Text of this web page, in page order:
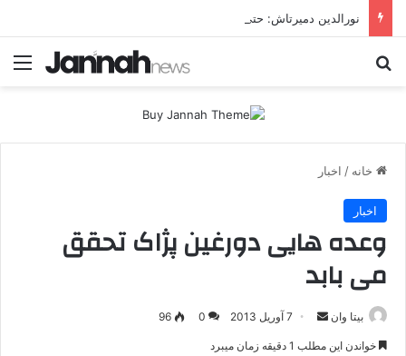
خانه / اخبار
اخبار
وعده هایی دورغین پژاک تحقق
می بابد
بیتا وان
ر
7 آوریل 2013 0
96
خواندن این مطلب 1 دقیقه زمان میبرد